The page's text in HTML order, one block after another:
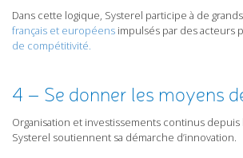
Dans cette logique, Systerel participe à de grands
français et européens impulsés par des acteurs
de compétitivité.
4 – Se donner les moyens
Organisation et investissements continus depuis
Systerel soutiennent sa démarche d’innovation.